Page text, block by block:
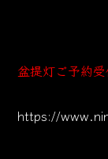
盆提灯ご予約
https://